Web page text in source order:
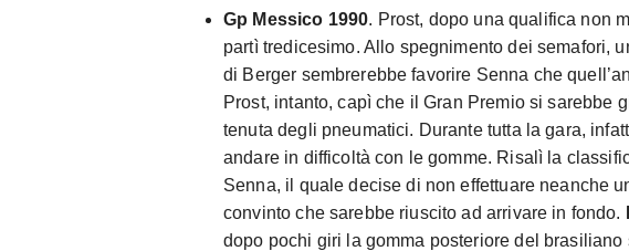
Gp Messico 1990. Prost, dopo una qualifica non
partì tredicesimo. Allo spegnimento dei semafori,
di Berger sembrerebbe favorire Senna che
Prost, intanto, capì che il Gran Premio si sarebbe
tenuta degli pneumatici. Durante tutta la gara,
andare in difficoltà con le gomme. Risalì la
Senna, il quale decise di non effettuare neanche
convinto che sarebbe riuscito ad arrivare in fondo.
dopo pochi giri la gomma posteriore del brasiliano